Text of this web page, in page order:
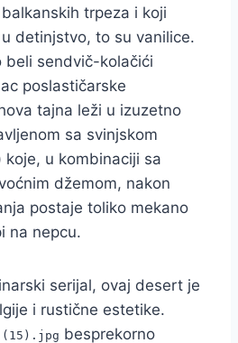
trpeza i koji
detinjstvo, to su vanilice.
beli sendvič-kolačići
poslastičarske
tajna leži u izuzetno
sa svinjskom
koje, u kombinaciji sa
džemom, nakon
postaje toliko mekano
na nepcu.
serijal, ovaj desert je
i rustične estetike.
besprekorno